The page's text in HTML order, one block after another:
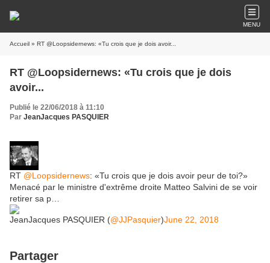
MENU
Accueil » RT @Loopsidernews: «Tu crois que je dois avoir...
RT @Loopsidernews: «Tu crois que je dois
avoir...
Publié le 22/06/2018 à 11:10
Par JeanJacques PASQUIER
RT @Loopsidernews: «Tu crois que je dois avoir peur de toi?»
Menacé par le ministre d'extrême droite Matteo Salvini de se voir
retirer sa p…
JeanJacques PASQUIER (@JJPasquier)June 22, 2018
Partager